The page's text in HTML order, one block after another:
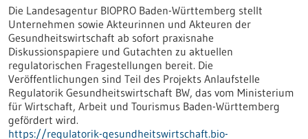
Die Landesagentur BIOPRO Baden-Württemberg stellt
Unternehmen sowie Akteurinnen und Akteuren der
Gesundheitswirtschaft ab sofort praxisnahe
Diskussionspapiere und Gutachten zu aktuellen
regulatorischen Fragestellungen bereit. Die
Veröffentlichungen sind Teil des Projekts Anlaufstelle
Regulatorik Gesundheitswirtschaft BW, das vom Ministerium
für Wirtschaft, Arbeit und Tourismus Baden-Württemberg
gefördert wird.
https://regulatorik-gesundheitswirtschaft.bio-